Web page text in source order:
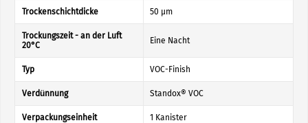
Trockenschichtdicke 50 µm
Trockungszeit - an der Luft
20°C
Eine Nacht
Typ VOC-Finish
Verdünnung Standox® VOC
Verpackungseinheit 1 Kanister